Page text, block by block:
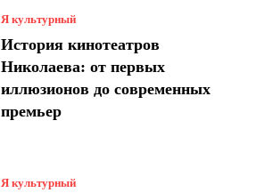
Я культурный
История кинотеатров
Николаева: от первых
иллюзионов до современных
премьер
Я культурный